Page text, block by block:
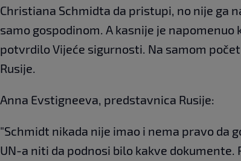
Christiana Schmidta da pristupi, no nije ga
samo gospodinom. A kasnije je
potvrdilo Vijeće sigurnosti. Na samom
Rusije.
Anna Evstigneeva, predstavnica Rusije:
"Schmidt nikada nije imao i nema pravo da
UN-a niti da podnosi bilo kakve dokumente.